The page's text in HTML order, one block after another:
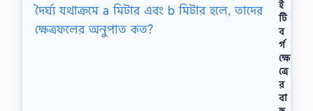
ই
টি
ব
র্গ
ক্ষে
ত্রে
র
বা